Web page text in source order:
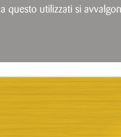
questo utilizzati si